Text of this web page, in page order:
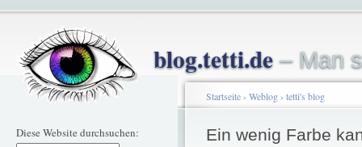
blog.tetti.de– Man
Diese Website durchsuchen:
Startseite› Weblog› tetti's blog
Ein wenig Farbe